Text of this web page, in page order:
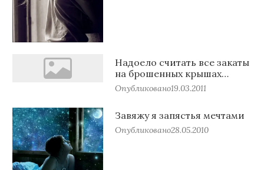
Надоело считать все закаты
на брошенных крышах…
Опубликовано19.03.2011
Завяжу я запястья мечтами
Опубликовано28.05.2010